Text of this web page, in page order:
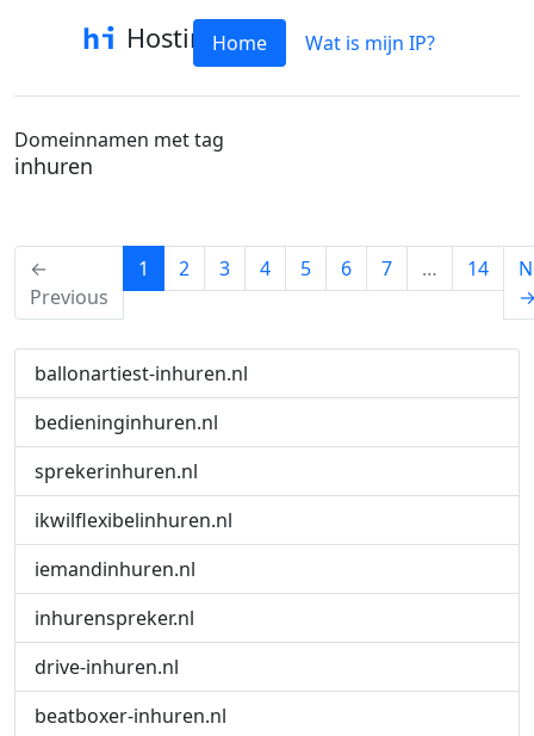
HostinfoHome Wat is mijn IP?
Domeinnamen met tag
inhuren
←
Previous
1 (current)
2 3 4 5 6 7 … 14
ballonartiest-inhuren.nl
bedieninginhuren.nl
sprekerinhuren.nl
ikwilflexibelinhuren.nl
iemandinhuren.nl
inhurenspreker.nl
drive-inhuren.nl
beatboxer-inhuren.nl